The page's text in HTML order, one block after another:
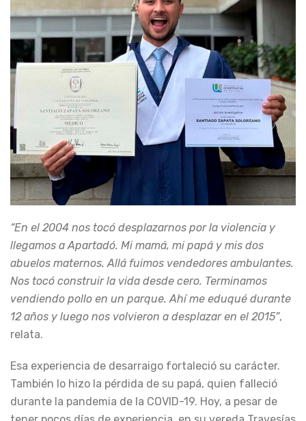
“En el 2004 nos tocó desplazarnos por la violencia y
llegamos a Apartadó. Mi mamá, mi papá y mis dos
abuelos maternos. Allá fuimos vendedores ambulantes.
Nos tocó construir la vida desde cero. Terminamos
vendiendo pollo en un parque. Ahí me eduqué durante
12 años y luego nos volvieron a desplazar en el 2015”,
relata.
Esa experiencia de desarraigo fortaleció su carácter.
También lo hizo la pérdida de su papá, quien falleció
durante la pandemia de la COVID-19. Hoy, a pesar de